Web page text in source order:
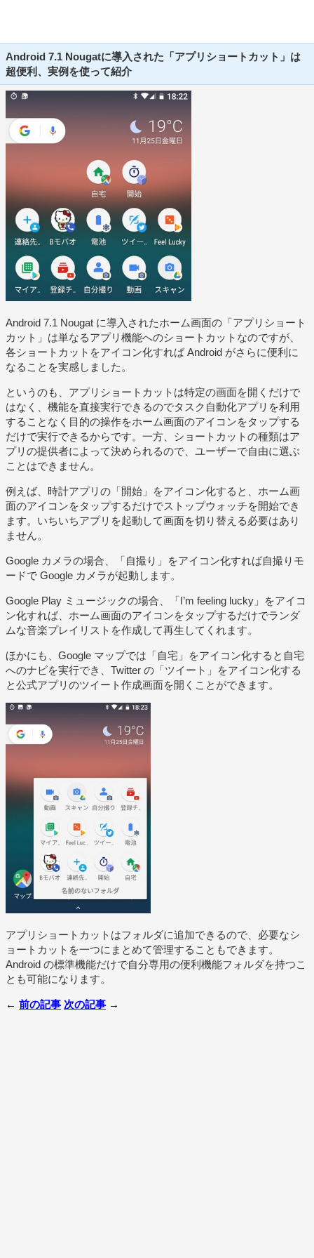
Android 7.1 Nougatに導入された「アプリショートカット」は
超便利、実例を使って紹介
Android 7.1 Nougat に導入されたホーム画面の「アプリショート
カット」は単なるアプリ機能へのショートカットなのですが、
各ショートカットをアイコン化すれば Android がさらに便利に
なることを実感しました。
というのも、アプリショートカットは特定の画面を開くだけで
はなく、機能を直接実行できるのでタスク自動化アプリを利用
することなく目的の操作をホーム画面のアイコンをタップする
だけで実行できるからです。一方、ショートカットの種類はア
プリの提供者によって決められるので、ユーザーで自由に選ぶ
ことはできません。
例えば、時計アプリの「開始」をアイコン化すると、ホーム画
面のアイコンをタップするだけでストップウォッチを開始でき
ます。いちいちアプリを起動して画面を切り替える必要はあり
ません。
Google カメラの場合、「自撮り」をアイコン化すれば自撮りモ
ードで Google カメラが起動します。
Google Play ミュージックの場合、「I’m feeling lucky」をアイコ
ン化すれば、ホーム画面のアイコンをタップするだけでランダ
ムな音楽プレイリストを作成して再生してくれます。
ほかにも、Google マップでは「自宅」をアイコン化すると自宅
へのナビを実行でき、Twitter の「ツイート」をアイコン化する
と公式アプリのツイート作成画面を開くことができます。
アプリショートカットはフォルダに追加できるので、必要なシ
ョートカットを一つにまとめて管理することもできます。
Android の標準機能だけで自分専用の便利機能フォルダを持つこ
とも可能になります。
← 前の記事 次の記事 →